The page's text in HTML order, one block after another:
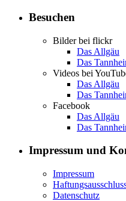
Besuchen
Bilder bei flickr
Das Allgäu
Das
Videos bei
Das Allgäu
Das
Facebook
Das Allgäu
Das
Impressum und
Impressum
Datenschutz